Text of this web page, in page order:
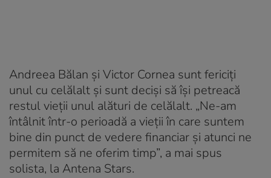
Andreea Bălan și Victor Cornea sunt fericiți
unul cu celălalt și sunt deciși să își petreacă
restul vieții unul alături de celălalt. „Ne-am
întâlnit într-o perioadă a vieții în care suntem
bine din punct de vedere financiar și atunci ne
permitem să ne oferim timp”, a mai spus
solista, la Antena Stars.